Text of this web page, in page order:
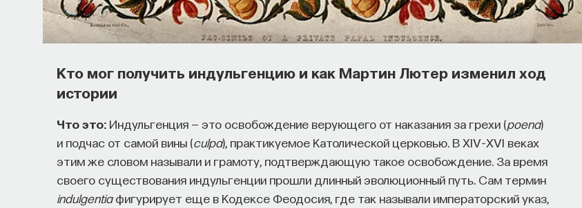
Кто мог получить индульгенцию и как Мартин Лютер изменил ход
истории
Что это: Индульгенция — это освобождение верующего от наказания за грехи (poena)
и подчас от самой вины (culpa), практикуемое Католической церковью. В XIV–XVI веках
этим же словом называли и грамоту, подтверждающую такое освобождение. За время
своего существования индульгенции прошли длинный эволюционный путь. Сам термин
indulgentiaфигурирует еще в Кодексе Феодосия, где так называли императорский указ,
Как наши память, потребности, эмоции, внимание, воля связаны
с передачей сигналов от нейромедиаторов?
Как устроена наша нервная система на структурном, клеточном и молекулярном уровнях?
В чем состоит роль нейромедиаторов при управлении психическими и физическими
Каково воздействие на работу мозга гормонов, иммунной системы?
Ответы на эти и другие вопросы можно найти, записавшисьна курс «Химия между
нейронами: вещества, которые управляют нами»